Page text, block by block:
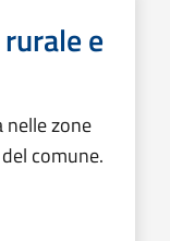
e
nelle zone
comune.